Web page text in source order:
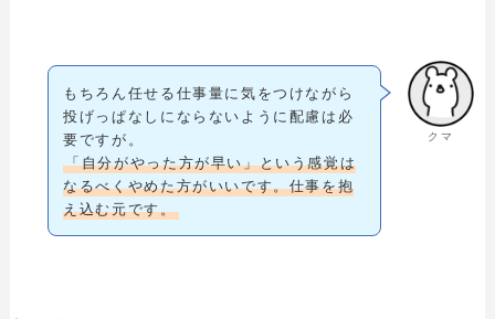
クマ
もちろん任せる仕事量に気をつけながら
投げっぱなしにならないように配慮は必
要ですが。
「自分がやった方が早い」という感覚は
なるべくやめた方がいいです。仕事を抱
え込む元です。